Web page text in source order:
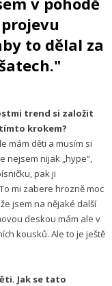
to dělal za
trend si založit
krokem?
mám děti a musím si
nejsem nijak „hype“,
pak ji
mi zabere hrozně moc
jsem na nějaké další
deskou mám ale v
kousků. Ale to je ještě
Jak se tato